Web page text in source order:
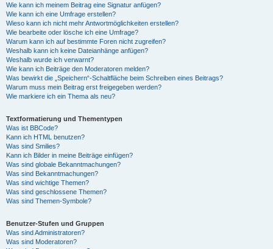
Wie kann ich meinem Beitrag eine Signatur anfügen?
Wie kann ich eine Umfrage erstellen?
Wieso kann ich nicht mehr Antwortmöglichkeiten erstellen?
Wie bearbeite oder lösche ich eine Umfrage?
Warum kann ich auf bestimmte Foren nicht zugreifen?
Weshalb kann ich keine Dateianhänge anfügen?
Weshalb wurde ich verwarnt?
Wie kann ich Beiträge den Moderatoren melden?
Was bewirkt die „Speichern“-Schaltfläche beim Schreiben eines Beitrags?
Warum muss mein Beitrag erst freigegeben werden?
Wie markiere ich ein Thema als neu?
Textformatierung und Thementypen
Was ist BBCode?
Kann ich HTML benutzen?
Was sind Smilies?
Kann ich Bilder in meine Beiträge einfügen?
Was sind globale Bekanntmachungen?
Was sind Bekanntmachungen?
Was sind wichtige Themen?
Was sind geschlossene Themen?
Was sind Themen-Symbole?
Benutzer-Stufen und Gruppen
Was sind Administratoren?
Was sind Moderatoren?